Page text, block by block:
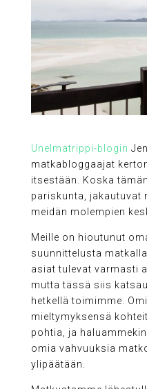
Unelmatrippi-blogin
matkabloggaajat
itsestään. Koska
pariskunta, jakautuvat
meidän molempien
Meille on hioutunut
suunnittelusta
asiat tulevat varmasti
mutta tässä siis
hetkellä toimimme.
mieltymyksensä
pohtia, ja
omia vahvuuksia
ylipäätään.